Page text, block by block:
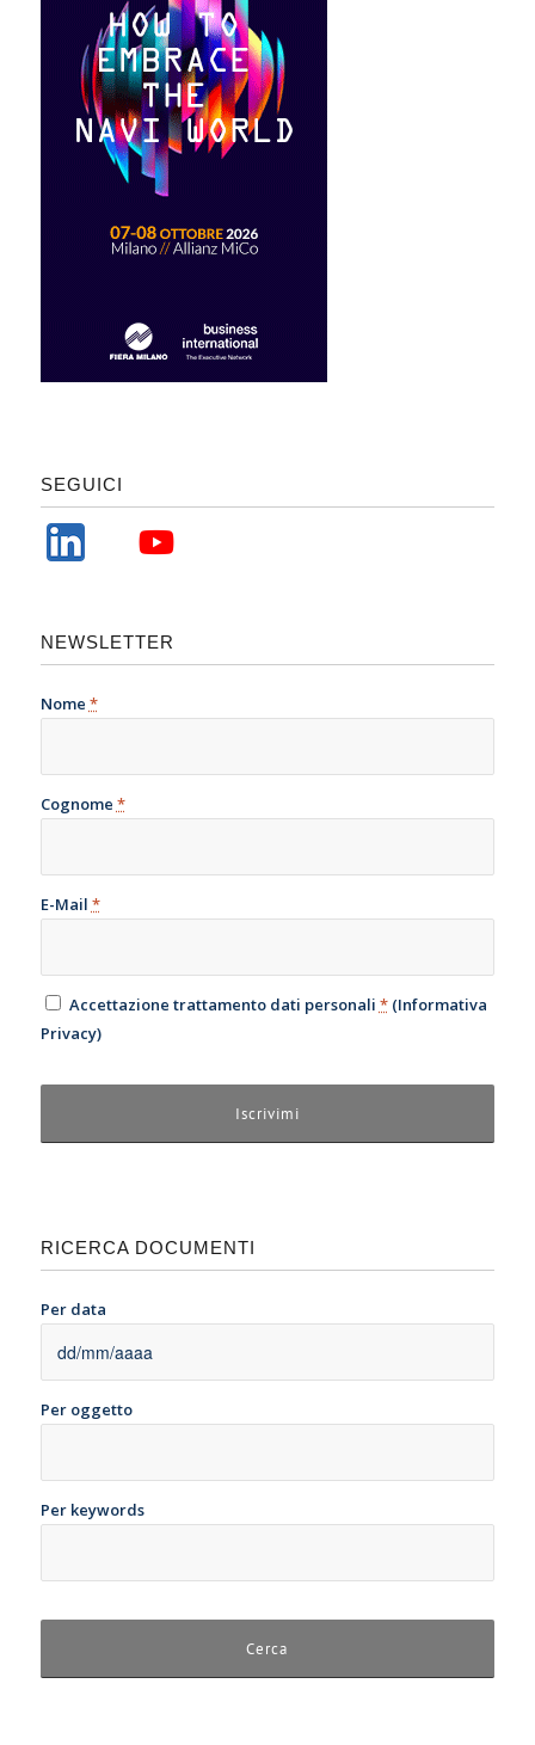
SEGUICI
NEWSLETTER
Nome *
Cognome *
E-Mail *
Accettazione trattamento dati personali *(Informativa
Privacy)
RICERCA DOCUMENTI
Per data
Per oggetto
Per keywords